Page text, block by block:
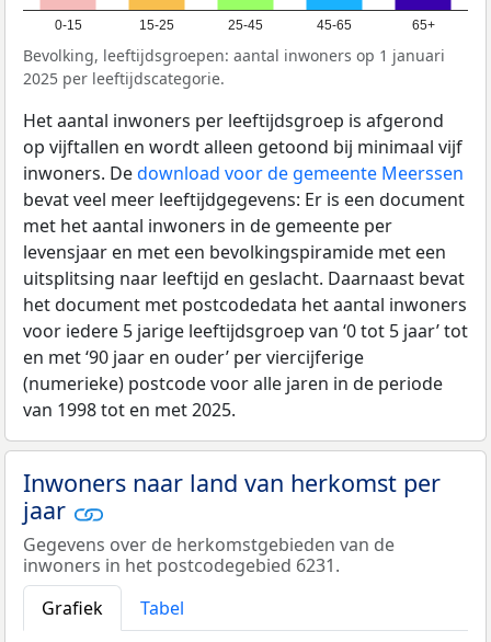
0-15 15-25 25-45 45-65 65+
Bevolking, leeftijdsgroepen: aantal inwoners op 1 januari
2025 per leeftijdscategorie.
Het aantal inwoners per leeftijdsgroep is afgerond
op vijftallen en wordt alleen getoond bij minimaal vijf
inwoners. Dedownload voor de gemeente Meerssen
bevat veel meer leeftijdgegevens: Er is een document
met het aantal inwoners in de gemeente per
levensjaar en met een bevolkingspiramide met een
uitsplitsing naar leeftijd en geslacht. Daarnaast bevat
het document met postcodedata het aantal inwoners
voor iedere 5 jarige leeftijdsgroep van ‘0 tot 5 jaar’ tot
en met ‘90 jaar en ouder’ per viercijferige
(numerieke) postcode voor alle jaren in de periode
van 1998 tot en met 2025.
Inwoners naar land van herkomst per
jaar
Gegevens over de herkomstgebieden van de
inwoners in het postcodegebied 6231.
Grafiek
Tabel